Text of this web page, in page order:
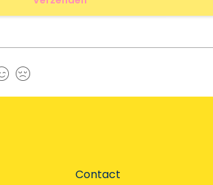
Ja
Contact